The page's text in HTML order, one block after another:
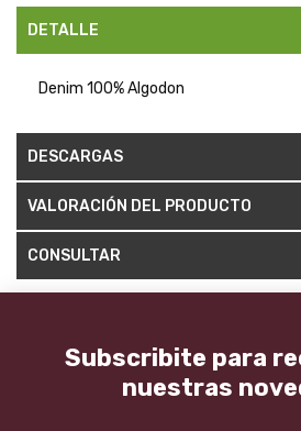
DETALLE
Denim 100% Algodon
DESCARGAS
VALORACIÓN DEL PRODUCTO
CONSULTAR
Subscribite para
nuestras